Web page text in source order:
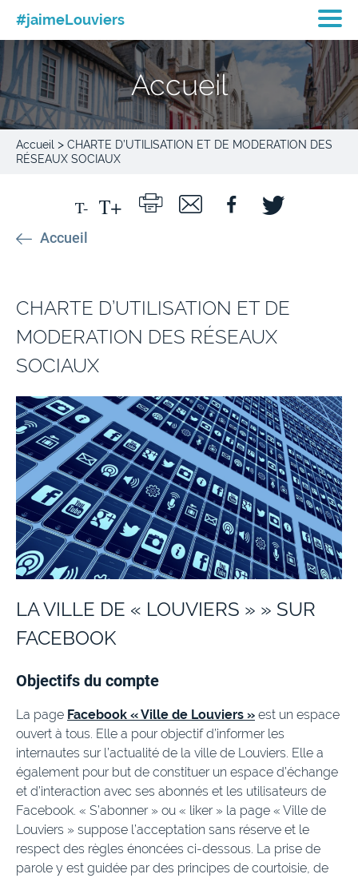
#jaimeLouviers
Accueil
Accueil > CHARTE D’UTILISATION ET DE MODERATION DES
RÉSEAUX SOCIAUX
Accueil
CHARTE D’UTILISATION ET DE
MODERATION DES RÉSEAUX
SOCIAUX
LA VILLE DE « LOUVIERS » » SUR
FACEBOOK
Objectifs du compte
La page Facebook « Ville de Louviers » est un espace
ouvert à tous. Elle a pour objectif d’informer les
internautes sur l’actualité de la ville de Louviers. Elle a
également pour but de constituer un espace d’échange
et d’interaction avec ses abonnés et les utilisateurs de
Facebook. « S’abonner » ou « liker » la page « Ville de
Louviers » suppose l’acceptation sans réserve et le
respect des règles énoncées ci-dessous. La prise de
parole y est guidée par des principes de courtoisie, de